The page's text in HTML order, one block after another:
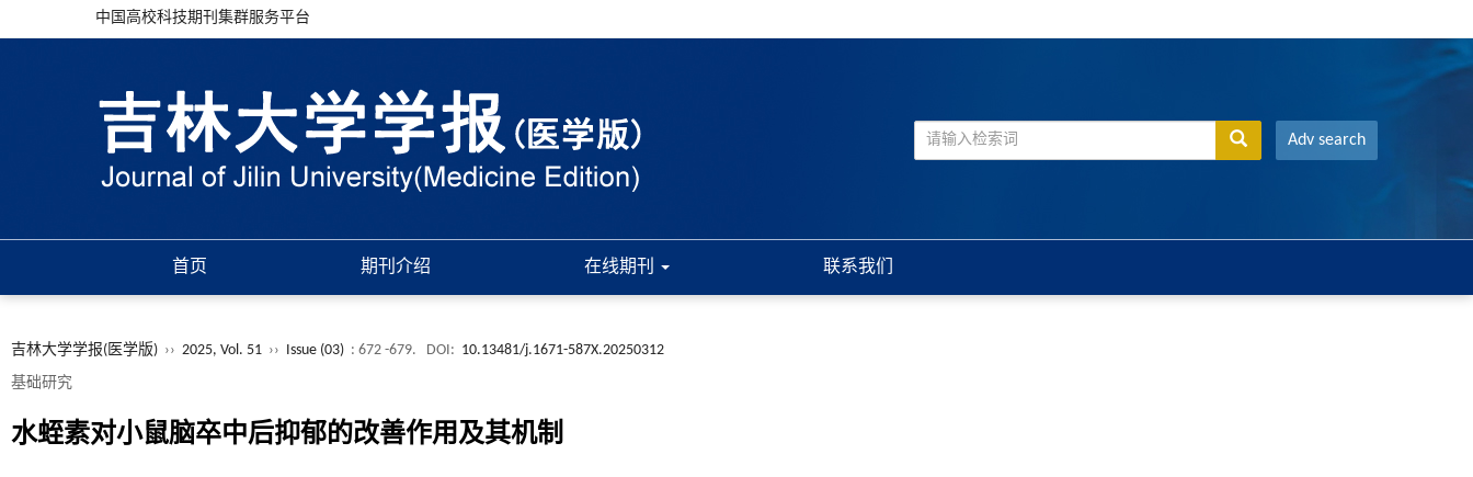
中国高校科技期刊集群服务平台
Adv search
首页 期刊介绍 在线期刊 联系我们
吉林大学学报(医学版) ›› 2025, Vol. 51 ›› Issue (03) : 672 -679. DOI: 10.13481/j.1671-587X.20250312
基础研究
水蛭素对小鼠脑卒中后抑郁的改善作用及其机制